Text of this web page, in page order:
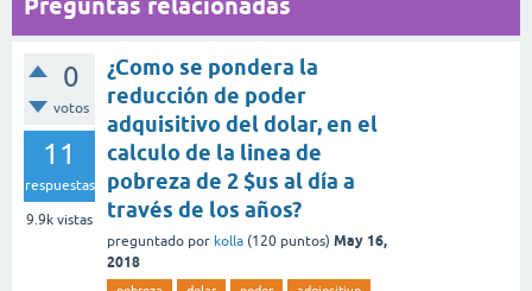
Preguntas relacionadas
0
votos
11
respuestas
9.9k vistas
¿Como se pondera la
reducción de poder
adquisitivo del dolar, en el
calculo de la linea de
pobreza de 2 $us al día a
través de los años?
preguntado por kolla (120 puntos) May 16,
2018